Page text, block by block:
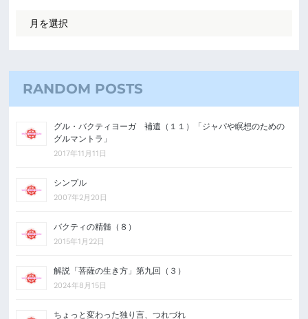
RANDOM POSTS
グル・バクティヨーガ 補遺（１１）「ジャパや瞑想のための
グルマントラ」
2017年11月11日
シンプル
2007年2月20日
バクティの精髄（８）
2015年1月22日
解説「菩薩の生き方」第九回（３）
2024年8月15日
ちょっと変わった独り言、つれづれ